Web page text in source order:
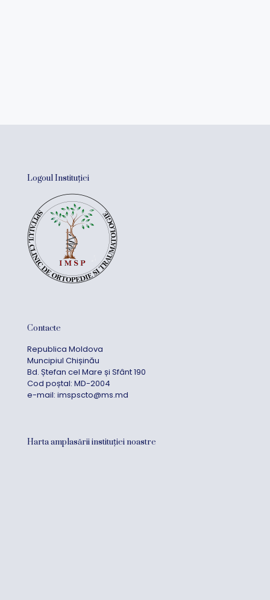
Logoul Instituției
Contacte
Republica Moldova
Muncipiul Chișinău
Bd. Ștefan cel Mare și Sfânt 190
Cod poștal: MD-2004
e-mail: imspscto@ms.md
Harta amplasării instituției noastre